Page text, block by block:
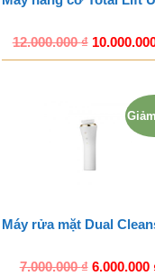
12.000.000₫
Máy rửa mặt Dual
7.000.000₫ 6.000.000